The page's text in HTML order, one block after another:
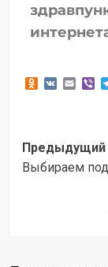
VKEmail
Предыдущий
Выбираем